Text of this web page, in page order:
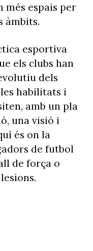
més espais per
àmbits.
esportiva
els clubs han
dels
habilitats i
amb un pla
una visió i
és on la
de futbol
de força o